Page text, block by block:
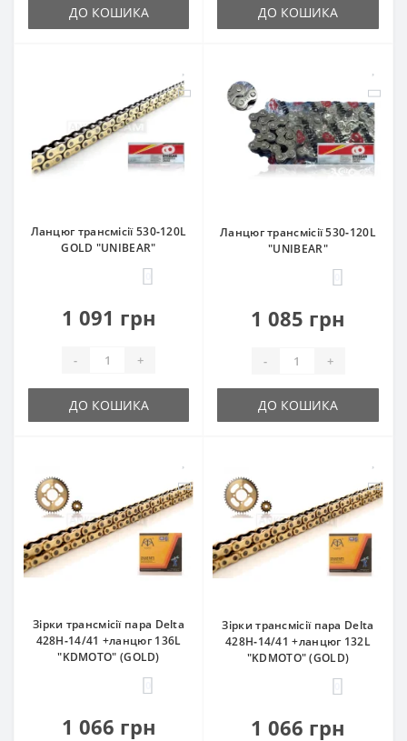
ДО КОШИКА ДО КОШИКА
Ланцюг трансмісії 530‑120L
GOLD "UNIBEAR"
1 091 грн
- +
ДО КОШИКА
Ланцюг трансмісії 530‑120L
"UNIBEAR"
1 085 грн
- +
ДО КОШИКА
Зірки трансмісії пара Delta
428H‑14/41 +ланцюг 136L
"KDMOTO" (GOLD)
1 066 грн
Зірки трансмісії пара Delta
428H‑14/41 +ланцюг 132L
"KDMOTO" (GOLD)
1 066 грн